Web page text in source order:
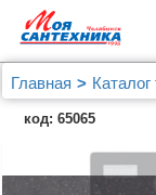
Главная Каталог
Мойка
код: 65065